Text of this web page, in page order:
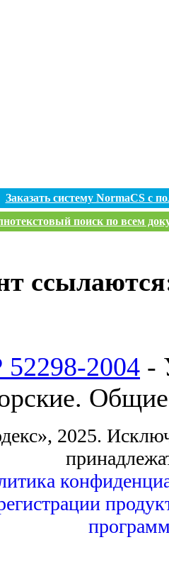
Заказать систему NormaCS с
поиск по всем
2004 -
2025.